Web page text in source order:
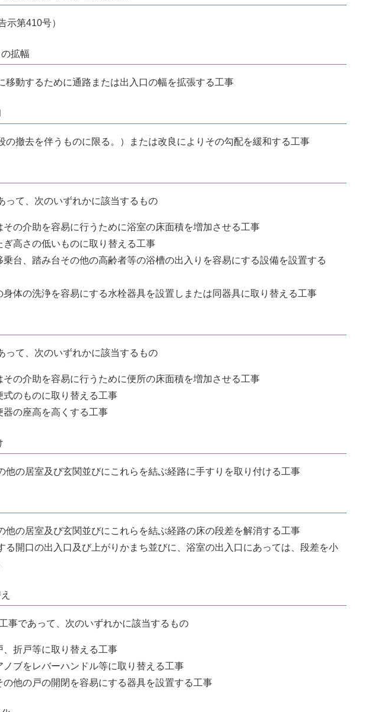
示第410号）
拡幅
移動するために通路または出入口の幅を拡張する工事
の撤去を伴うものに限る。）または改良によりその勾配を緩和する工事
って、次のいずれかに該当するもの
その介助を容易に行うために浴室の床面積を増加させる工事
ぎ高さの低いものに取り替える工事
乗台、踏み台その他の高齢者等の浴槽の出入りを容易にする設備を設置する
身体の洗浄を容易にする水栓器具を設置しまたは同器具に取り替える工事
って、次のいずれかに該当するもの
その介助を容易に行うために便所の床面積を増加させる工事
式のものに取り替える工事
器の座高を高くする工事
他の居室及び玄関並びにこれらを結ぶ経路に手すりを取り付ける工事
他の居室及び玄関並びにこれらを結ぶ経路の床の段差を解消する工事
る開口の出入口及び上がりかまち並びに、浴室の出入口にあっては、段差を小
事であって、次のいずれかに該当するもの
、折戸等に取り替える工事
ノブをレバーハンドル等に取り替える工事
の他の戸の開閉を容易にする器具を設置する工事